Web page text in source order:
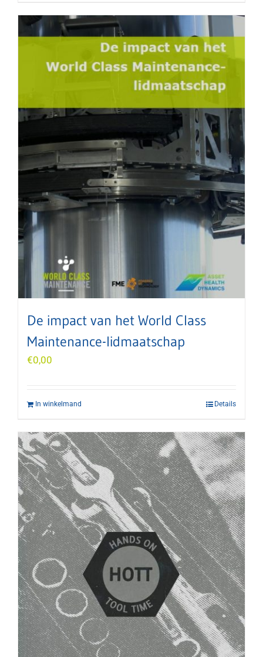
De impact van het World Class
Maintenance-lidmaatschap
€0,00
In winkelmand Details